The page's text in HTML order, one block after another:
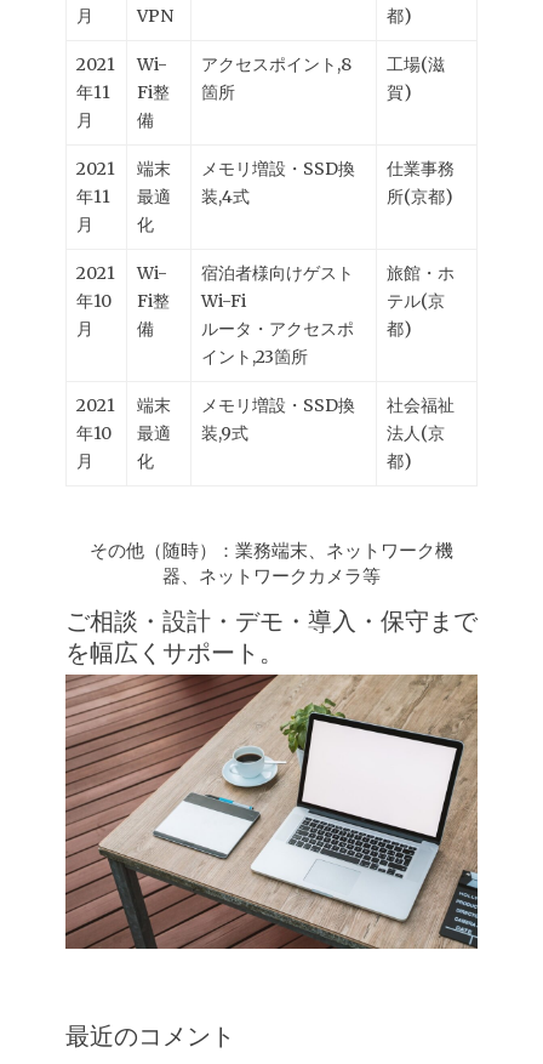
月
VPN
都)
2021
年11
月
Wi-
Fi整
備
アクセスポイント,8
箇所
工場(滋
賀)
2021
年11
月
端末
最適
化
メモリ増設・SSD換
装,4式
仕業事務
所(京都)
2021
年10
月
Wi-
Fi整
備
宿泊者様向けゲスト
Wi-Fi
ルータ・アクセスポ
イント,23箇所
旅館・ホ
テル(京
都)
2021
年10
月
端末
最適
化
メモリ増設・SSD換
装,9式
社会福祉
法人(京
都)
その他（随時）：業務端末、ネットワーク機
器、ネットワークカメラ等
ご相談・設計・デモ・導入・保守まで
を幅広くサポート。
最近のコメント